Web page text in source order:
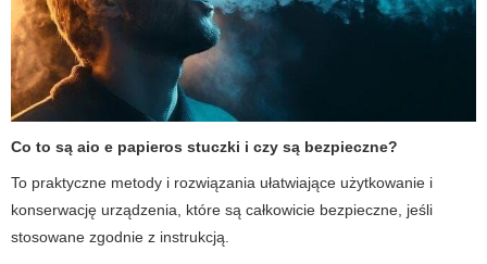
Co to są aio e papieros stuczki i czy są bezpieczne?
To praktyczne metody i rozwiązania ułatwiające użytkowanie i
konserwację urządzenia, które są całkowicie bezpieczne, jeśli
stosowane zgodnie z instrukcją.